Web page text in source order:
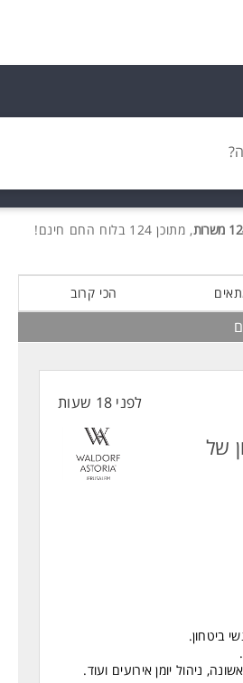
, מתוכן 124 בלוח החם חינם!
הכי קרוב
לפני 18 שעות
של
ביטחון.
ניהול יומן אירועים ועוד.